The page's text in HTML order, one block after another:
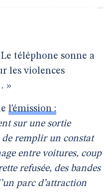
téléphone sonne a
les violences
»
l’émission :
sur une sortie
de remplir un constat
entre voitures, coup
refusée, des bandes
parc d’attraction